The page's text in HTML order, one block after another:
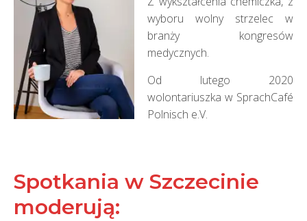
wyboru wolny strzelec w
branży kongresów
medycznych.
Od lutego 2020
wolontariuszka w SprachCafé
Polnisch e.V.
Spotkania w Szczecinie
moderują: